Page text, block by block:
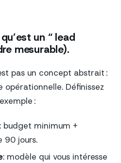
un “ lead
mesurable).
pas un concept abstrait :
Définissez
:
budget minimum +
90 jours.
: modèle qui vous intéresse